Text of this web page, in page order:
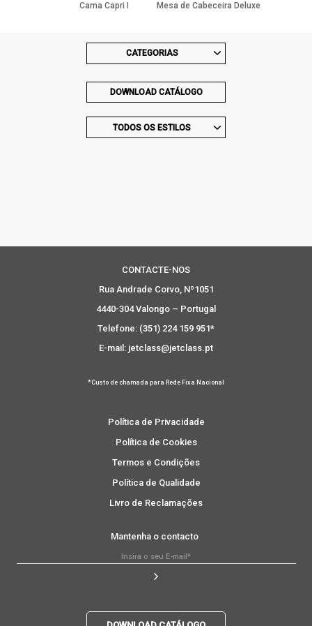
Champagne Aged Champagne
Cama Capri I Mesa de Cabeceira Deluxe
CATEGORIAS
DOWNLOAD CATÁLOGO
TODOS OS ESTILOS
CONTACTE-NOS
Rua Andrade Corvo, Nº1051
4440-304 Valongo – Portugal
Telefone: (351) 224 159 951*
E-mail: jetclass@jetclass.pt
*Custo de chamada para Rede Fixa Nacional
Política de Privacidade
Política de Cookies
Termos e Condições
Política de Qualidade
Livro de Reclamações
Mantenha o contacto